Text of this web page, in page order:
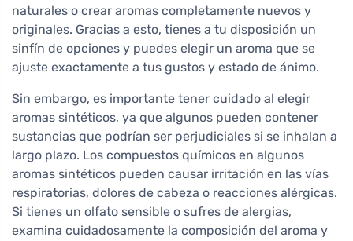
naturales o crear aromas completamente nuevos y
originales. Gracias a esto, tienes a tu disposición un
sinfín de opciones y puedes elegir un aroma que se
ajuste exactamente a tus gustos y estado de ánimo.
Sin embargo, es importante tener cuidado al elegir
aromas sintéticos, ya que algunos pueden contener
sustancias que podrían ser perjudiciales si se inhalan a
largo plazo. Los compuestos químicos en algunos
aromas sintéticos pueden causar irritación en las vías
respiratorias, dolores de cabeza o reacciones alérgicas.
Si tienes un olfato sensible o sufres de alergias,
examina cuidadosamente la composición del aroma y